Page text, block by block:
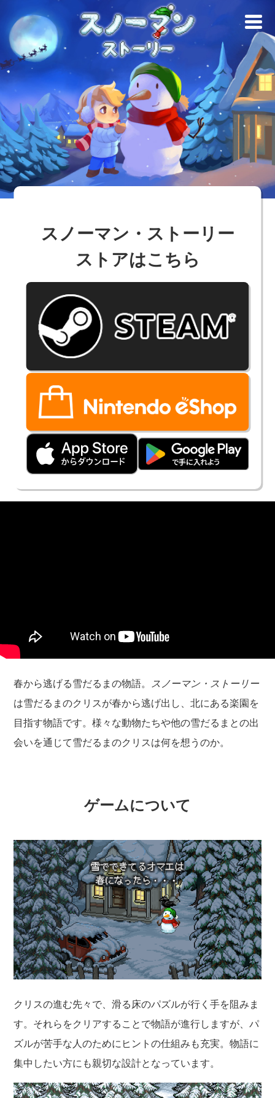
スノーマン・ストーリー
ストアはこちら
春から逃げる雪だるまの物語。
スノーマン・ストーリー
は雪だるまのクリスが春から逃げ出し、北にある楽園を
目指す物語です。様々な動物たちや他の雪だるまとの出
会いを通じて雪だるまのクリスは何を想うのか。
ゲームについて
クリスの進む先々で、滑る床のパズルが行く手を阻みま
す。それらをクリアすることで物語が進行しますが、パ
ズルが苦手な人のためにヒントの仕組みも充実。物語に
集中したい方にも親切な設計となっています。